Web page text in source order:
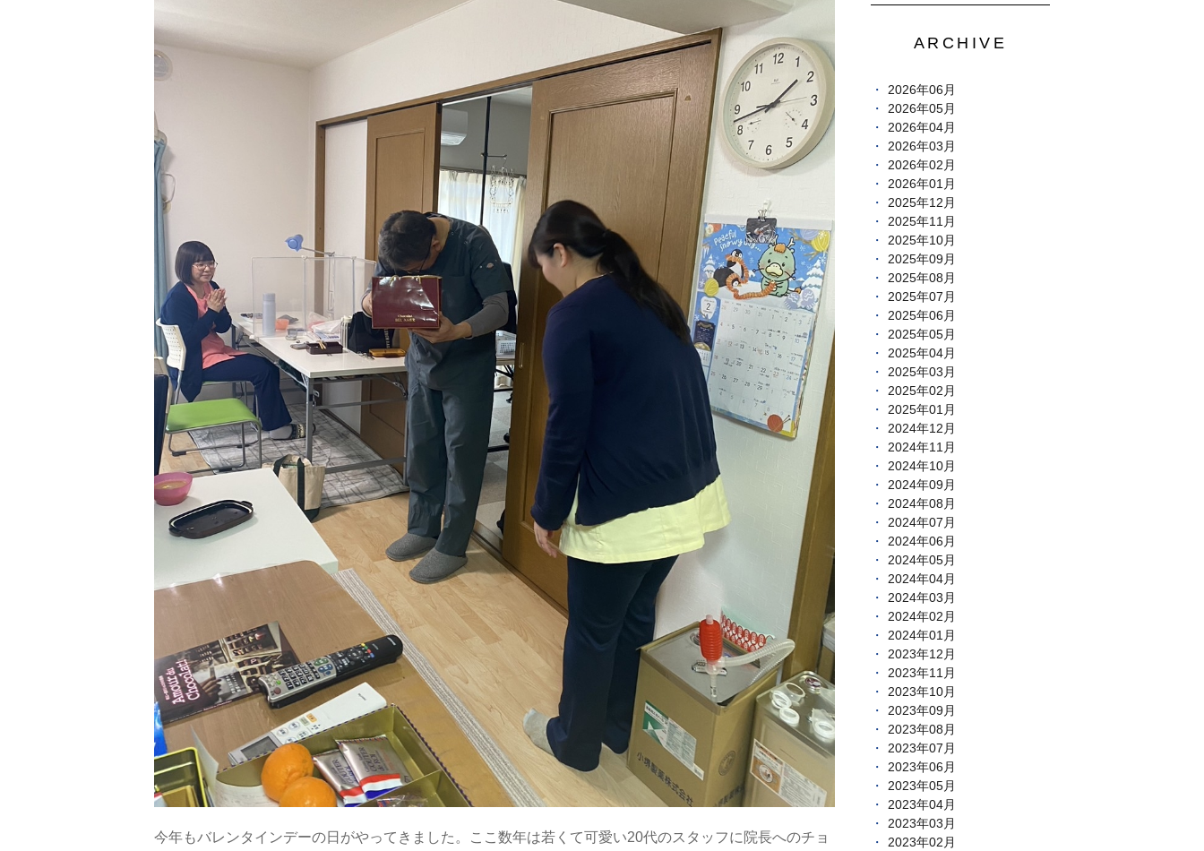
今年もバレンタインデーの日がやってきました。ここ数年は若くて可愛い20代のスタッフに院長へのチョ
ARCHIVE
2026年06月
2026年05月
2026年04月
2026年03月
2026年02月
2026年01月
2025年12月
2025年11月
2025年10月
2025年09月
2025年08月
2025年07月
2025年06月
2025年05月
2025年04月
2025年03月
2025年02月
2025年01月
2024年12月
2024年11月
2024年10月
2024年09月
2024年08月
2024年07月
2024年06月
2024年05月
2024年04月
2024年03月
2024年02月
2024年01月
2023年12月
2023年11月
2023年10月
2023年09月
2023年08月
2023年07月
2023年06月
2023年05月
2023年04月
2023年03月
2023年02月